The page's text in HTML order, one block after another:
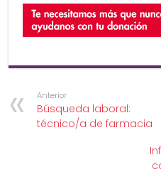
Anterior
Búsqueda laboral:
técnico/a de farmacia